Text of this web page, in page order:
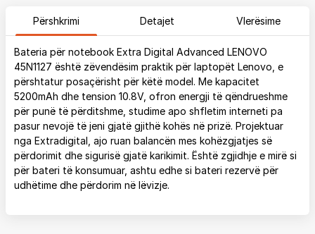
Përshkrimi Detajet Vlerësime
Bateria për notebook Extra Digital Advanced LENOVO
45N1127 është zëvendësim praktik për laptopët Lenovo, e
përshtatur posaçërisht për këtë model. Me kapacitet
5200mAh dhe tension 10.8V, ofron energji të qëndrueshme
për punë të përditshme, studime apo shfletim interneti pa
pasur nevojë të jeni gjatë gjithë kohës në prizë. Projektuar
nga Extradigital, ajo ruan balancën mes kohëzgjatjes së
përdorimit dhe sigurisë gjatë karikimit. Është zgjidhje e mirë si
për bateri të konsumuar, ashtu edhe si bateri rezervë për
udhëtime dhe përdorim në lëvizje.